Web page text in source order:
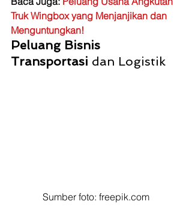
Truk Wingbox yang Menjanjikan dan
Menguntungkan!
Peluang Bisnis
Transportasi dan Logistik
Sumber foto: freepik.com